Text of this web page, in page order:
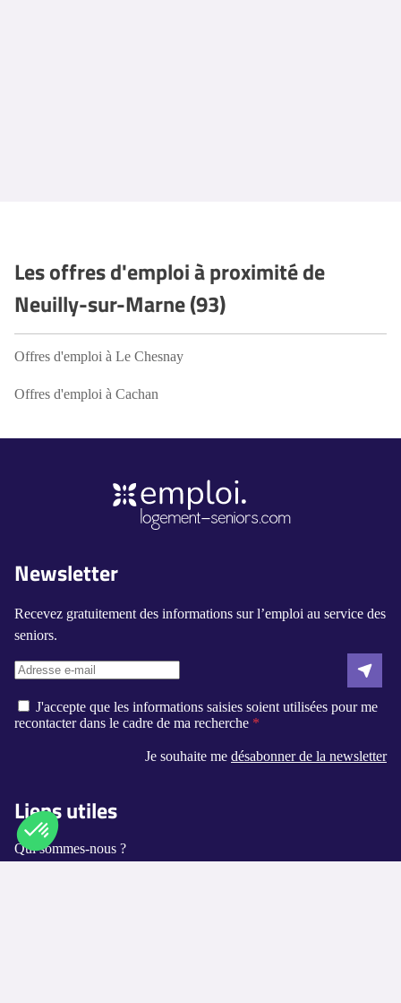
Les offres d'emploi à proximité de
Neuilly-sur-Marne (93)
Offres d'emploi à Le Chesnay
Offres d'emploi à Cachan
Newsletter
Recevez gratuitement des informations sur l’emploi au service des
seniors.
J'accepte que les informations saisies soient utilisées pour me
recontacter dans le cadre de ma recherche
Je souhaite me désabonner de la newsletter
Liens utiles
Qui sommes-nous ?